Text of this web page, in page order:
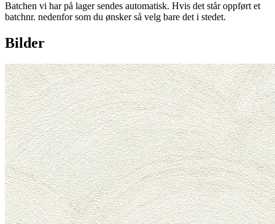
Batchen vi har på lager sendes automatisk. Hvis det står oppført et
batchnr. nedenfor som du ønsker så velg bare det i stedet.
Bilder